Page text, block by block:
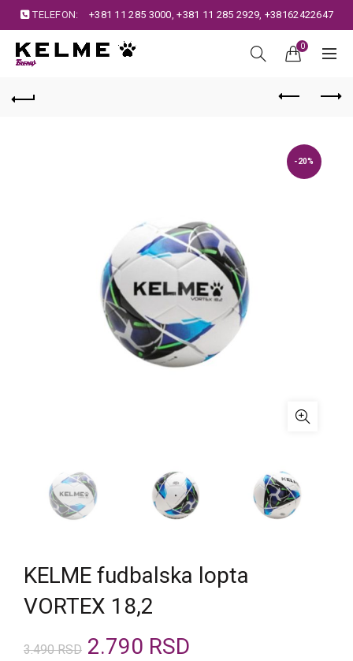
TELEFON: +381 11 285 3000,+381 11 285 2929, +38162422647
0
-20%
KELME fudbalska lopta
VORTEX 18,2
3.490RSD Originalna
2.790 RSD